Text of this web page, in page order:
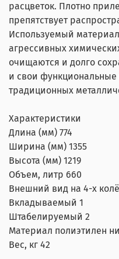
расцветок. Плотно
препятствует
Используемый
агрессивных
очищаются и долго
и свои функциональные
традиционных
Характеристики
Длина (мм) 774
Ширина (мм) 1355
Высота (мм) 1219
Объем, литр 660
Внешний вид на 4-х
Вкладываемый 1
Штабелируемый 2
Материал полиэтилен
Вес, кг 42